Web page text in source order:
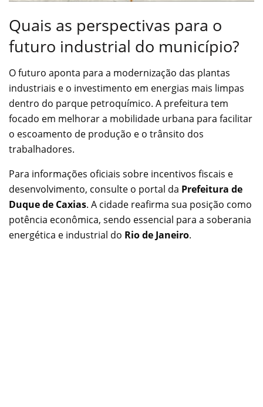
Quais as perspectivas para o
futuro industrial do município?
O futuro aponta para a modernização das plantas
industriais e o investimento em energias mais limpas
dentro do parque petroquímico. A prefeitura tem
focado em melhorar a mobilidade urbana para facilitar
o escoamento de produção e o trânsito dos
trabalhadores.
Para informações oficiais sobre incentivos fiscais e
desenvolvimento, consulte o portal da Prefeitura de
Duque de Caxias. A cidade reafirma sua posição como
potência econômica, sendo essencial para a soberania
energética e industrial do Rio de Janeiro.